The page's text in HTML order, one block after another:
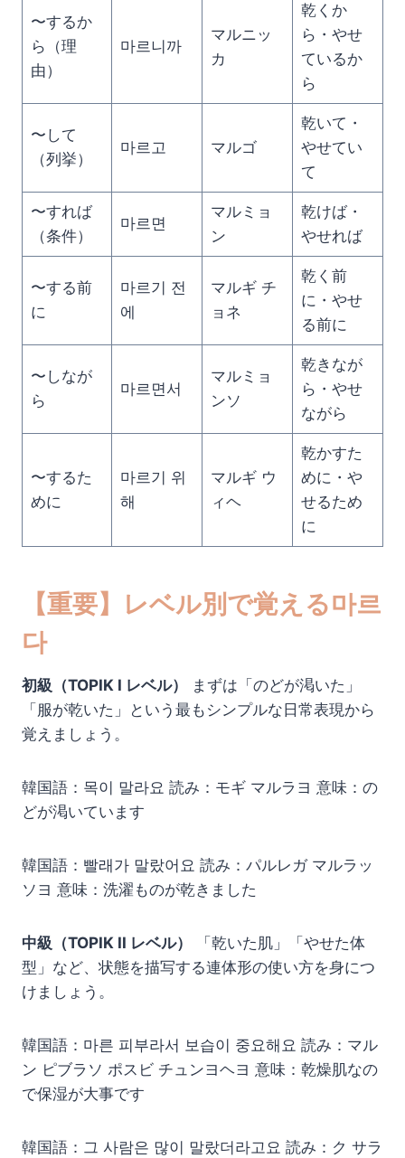
〜するか
ら（理
由）
마르니까
マルニッ
カ
乾くか
ら・やせ
ているか
ら
〜して
（列挙）
마르고 マルゴ
乾いて・
やせてい
て
〜すれば
（条件）
마르면
マルミョ
ン
乾けば・
やせれば
〜する前
に
마르기 전
에
マルギ チ
ョネ
乾く前
に・やせ
る前に
〜しなが
ら
마르면서
マルミョ
ンソ
乾きなが
ら・やせ
ながら
〜するた
めに
마르기 위
해
マルギ ウ
ィヘ
乾かすた
めに・や
せるため
に
【重要】レベル別で覚える마르
다
初級（TOPIK I レベル）
まずは「のどが渇いた」
「服が乾いた」という最もシンプルな日常表現から
覚えましょう。
韓国語：목이 말라요 読み：モギ マルラヨ 意味：の
どが渇いています
韓国語：빨래가 말랐어요 読み：パルレガ マルラッ
ソヨ 意味：洗濯ものが乾きました
中級（TOPIK II レベル）
「乾いた肌」「やせた体
型」など、状態を描写する連体形の使い方を身につ
けましょう。
韓国語：마른 피부라서 보습이 중요해요 読み：マル
ン ピブラソ ポスビ チュンヨヘヨ 意味：乾燥肌なの
で保湿が大事です
韓国語：그 사람은 많이 말랐더라고요 読み：ク サラ